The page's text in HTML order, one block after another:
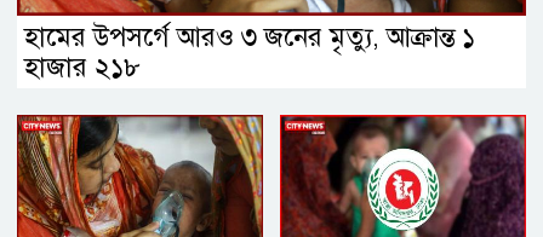
হামের উপসর্গে আরও ৩ জনের মৃত্যু, আক্রান্ত ১
হাজার ২১৮